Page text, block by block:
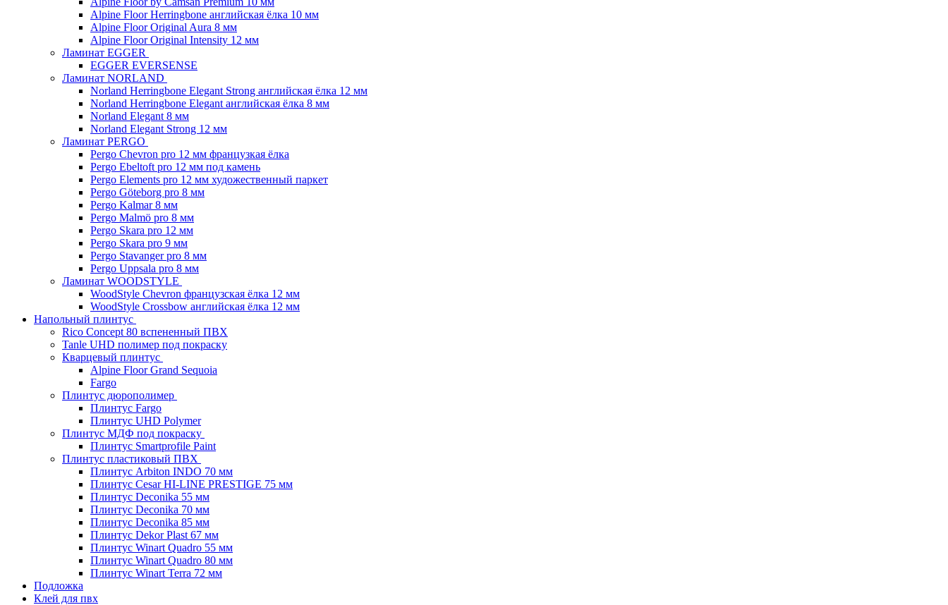
Alpine Floor Herringbone английская ёлка 10 мм
Alpine Floor Original Aura 8 мм
Alpine Floor Original Intensity 12 мм
Ламинат EGGER
EGGER EVERSENSE
Ламинат NORLAND
Norland Herringbone Elegant Strong английская ёлка 12 мм
Norland Herringbone Elegant английская ёлка 8 мм
Norland Elegant 8 мм
Norland Elegant Strong 12 мм
Ламинат PERGO
Pergo Chevron pro 12 мм французкая ёлка
Pergo Ebeltoft pro 12 мм под камень
Pergo Elements pro 12 мм художественный паркет
Pergo Göteborg pro 8 мм
Pergo Kalmar 8 мм
Pergo Malmö pro 8 мм
Pergo Skara pro 12 мм
Pergo Skara pro 9 мм
Pergo Stavanger pro 8 мм
Pergo Uppsala pro 8 мм
Ламинат WOODSTYLE
WoodStyle Chevron французская ёлка 12 мм
WoodStyle Crossbow английская ёлка 12 мм
Напольный плинтус
Rico Concept 80 вспененный ПВХ
Tanle UHD полимер под покраску
Кварцевый плинтус
Alpine Floor Grand Sequoia
Fargo
Плинтус дюрополимер
Плинтус Fargo
Плинтус UHD Polymer
Плинтус МДФ под покраску
Плинтус Smartprofile Paint
Плинтус пластиковый ПВХ
Плинтус Arbiton INDO 70 мм
Плинтус Cesar HI-LINE PRESTIGE 75 мм
Плинтус Deconika 55 мм
Плинтус Deconika 70 мм
Плинтус Deconika 85 мм
Плинтус Dekor Plast 67 мм
Плинтус Winart Quadro 55 мм
Плинтус Winart Quadro 80 мм
Плинтус Winart Terra 72 мм
Подложка
Клей для пвх